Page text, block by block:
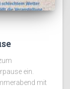
ein.
mit